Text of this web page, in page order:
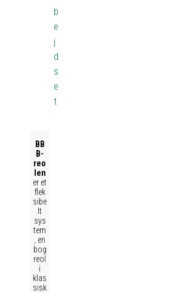
b
e
j
d
s
e
t
BB
B-
reo
len
er et
flek
sibe
lt
sys
tem
, en
bog
reol
i
klas
sisk